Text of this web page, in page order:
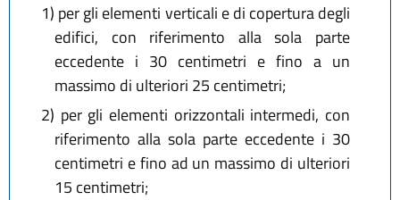
1) per gli elementi verticali e di copertura degli
edifici, con riferimento alla sola parte
eccedente i 30 centimetri e fino a un
massimo di ulteriori 25 centimetri;
2) per gli elementi orizzontali intermedi, con
riferimento alla sola parte eccedente i 30
centimetri e fino ad un massimo di ulteriori
15 centimetri;